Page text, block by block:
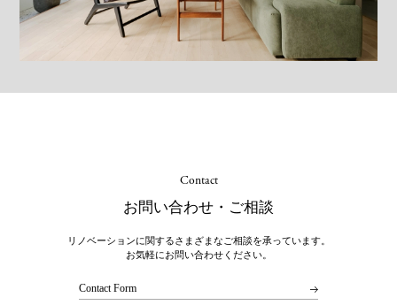
Contact
お問い合わせ・ご相談
リノベーションに関するさまざまなご相談を承っています。
お気軽にお問い合わせください。
Contact Form